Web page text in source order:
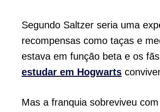
Segundo Saltzer seria uma
recompensas como taças e
estava em função beta e os
estudar em Hogwarts
Mas a franquia sobreviveu